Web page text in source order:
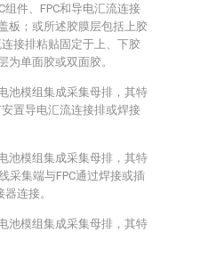
件、FPC和导电汇流连接
板；或所述胶膜层包括上胶
接排粘贴固定于上、下胶
为单面胶或双面胶。
池模组集成采集母排，其特
置导电汇流连接排或焊接
池模组集成采集母排，其特
采集端与FPC通过焊接或插
连接。
池模组集成采集母排，其特